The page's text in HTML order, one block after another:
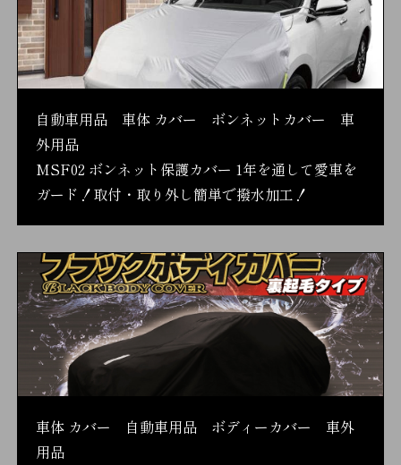
自動車用品 車体 カバー ボンネットカバー 車
外用品
MSF02 ボンネット保護カバー 1年を通して愛車を
ガード！取付・取り外し簡単で撥水加工！
車体 カバー 自動車用品 ボディーカバー 車外
用品